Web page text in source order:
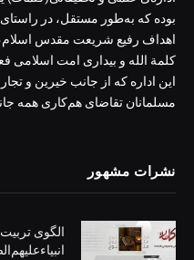
بوده که به‌طور مستقل، در
اهداف رفیع شریعت مقدس اسلام،
کلمة الله و بیداری امت اسلامی
این اداره که از جانب خیرین و
مسلمانان تقاضای هم‌کاری همه
نشرات مشهور
الگوی